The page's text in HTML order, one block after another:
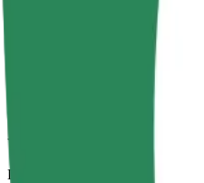
Viajes en coches con más espacio
Duración estimada del viaje